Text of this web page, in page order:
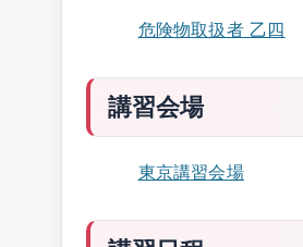
危険物取扱者 乙四
講習会場
東京講習会場